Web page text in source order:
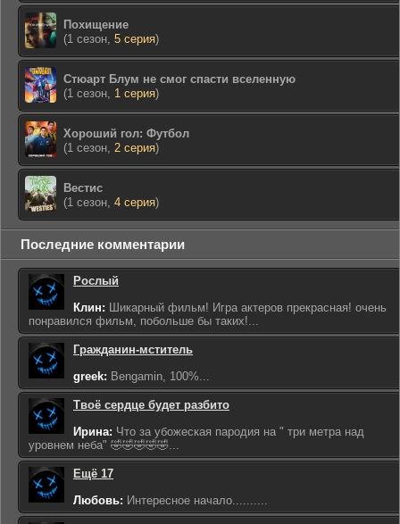
Похищение
(1 сезон, 5 серия)
Стюарт Блум не смог спасти вселенную
(1 сезон, 1 серия)
Хороший гол: Футбол
(1 сезон, 2 серия)
Вестис
(1 сезон, 4 серия)
Последние комментарии
Рослый
Клин: Шикарный фильм! Игра актеров прекрасная! очень
понравился фильм, побольше бы таких!...
Гражданин-мститель
greek: Bengamin, 100%...
Твоё сердце будет разбито
Ирина: Что за убожеская пародия на " три метра над
уровнем неба" 🤣🤣🤣🤣🤣...
Ещё 17
Любовь: Интересное начало..........